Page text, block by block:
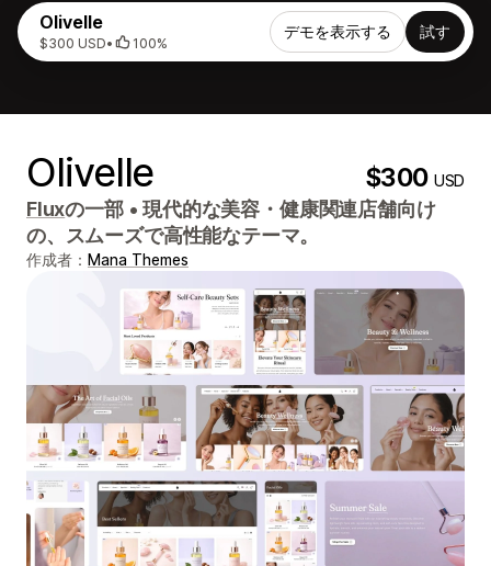
Olivelle
$300 USD• 100%
デモを表示する 試す
Olivelle $300USD
Fluxの一部 • 現代的な美容・健康関連店舗向け
の、スムーズで高性能なテーマ。
作成者： Mana Themes